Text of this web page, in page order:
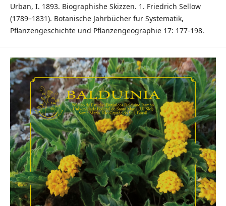
Urban, I. 1893. Biographishe Skizzen. 1. Friedrich Sellow
(1789–1831). Botanische Jahrbücher fur Systematik,
Pflanzengeschichte und Pflanzengeographie 17: 177-198.